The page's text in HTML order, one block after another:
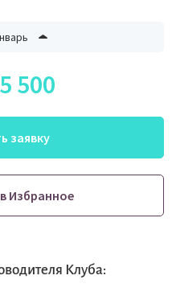
500
заявку
Избранное
Клуба: